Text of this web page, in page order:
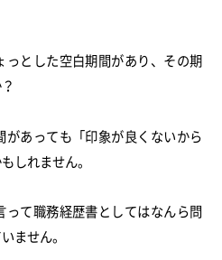
っとした空白期間があり、その期
あっても「印象が良くないから
しれません。
て職務経歴書としてはなんら問
ません。